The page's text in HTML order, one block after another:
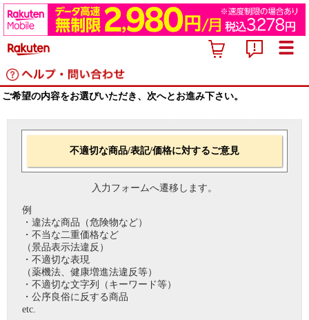
ご希望の内容をお選びいただき、次へとお進み下さい。
不適切な商品/表記/価格に対するご意見
入力フォームへ遷移します。
例
・違法な商品（危険物など）
・不当な二重価格など
（景品表示法違反）
・不適切な表現
（薬機法、健康増進法違反等）
・不適切な文字列（キーワード等）
・公序良俗に反する商品
etc.